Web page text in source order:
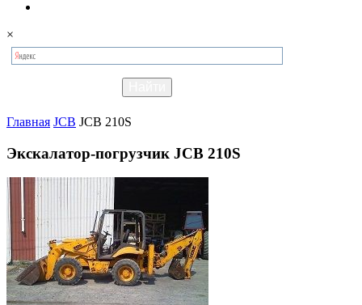
×
Главная JCB JCB 210S
Экскалатор-погрузчик JCB 210S